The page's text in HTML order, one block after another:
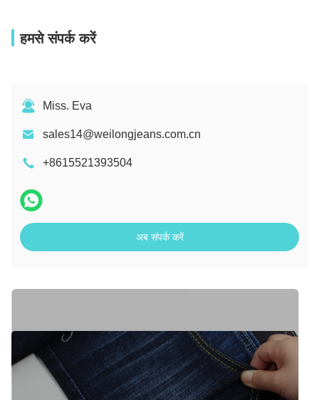
हमसे संपर्क करें
Miss. Eva
sales14@weilongjeans.com.cn
+8615521393504
अब संपर्क करें